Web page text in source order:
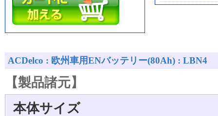
ACDelco : 欧州車用ENバッテリー(80Ah) : LBN4
【製品諸元】
本体サイズ